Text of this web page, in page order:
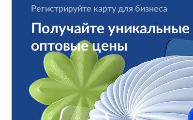
Регистрируйте карту для бизнеса
Получайте уникальные
оптовые цены